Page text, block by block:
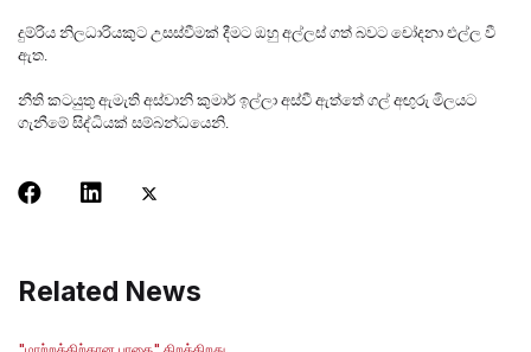
දුම්රිය නිලධාරියකුට උසස්‌වීමක්‌ දීමට ඔහු අල්ලස්‌ ගත් බවට චෝදනා එල්ල වී
ඇත.
නීති කටයුතු ඇමැති අස්‌වානි කුමාර් ඉල්ලා අස්‌වී ඇත්තේ ගල් අඟුරු මිලයට
ගැනීමේ සිද්ධියක්‌ සම්බන්ධයෙනි.
Related News